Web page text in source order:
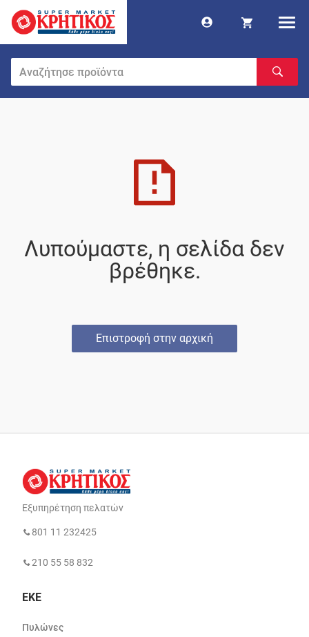
Λυπούμαστε, η σελίδα δεν
βρέθηκε.
Επιστροφή στην αρχική
Εξυπηρέτηση πελατών
801 11 232425
210 55 58 832
ΕΚΕ
Πυλώνες